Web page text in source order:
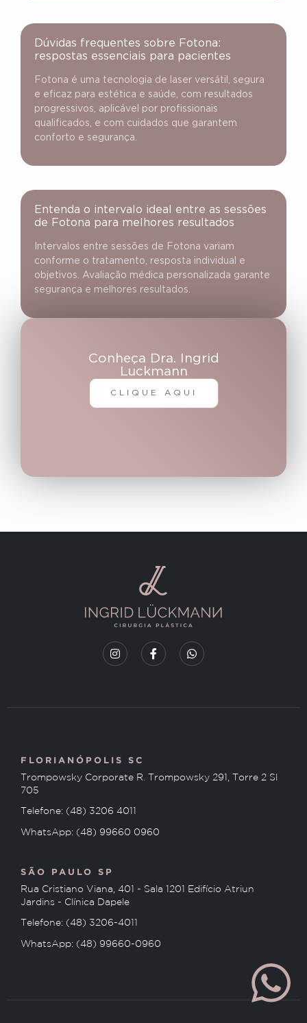
Dúvidas frequentes sobre Fotona:
respostas essenciais para pacientes
Fotona é uma tecnologia de laser versátil, segura
e eficaz para estética e saúde, com resultados
progressivos, aplicável por profissionais
qualificados, e com cuidados que garantem
conforto e segurança.
Entenda o intervalo ideal entre as sessões
de Fotona para melhores resultados
Intervalos entre sessões de Fotona variam
conforme o tratamento, resposta individual e
objetivos. Avaliação médica personalizada garante
segurança e melhores resultados.
Conheça Dra. Ingrid
Luckmann
CLIQUE AQUI
FLORIANÓPOLIS SC
Trompowsky Corporate R. Trompowsky 291, Torre 2 Sl
705
Telefone: (48) 3206 4011
WhatsApp: (48) 99660 0960
SÃO PAULO SP
Rua Cristiano Viana, 401 - Sala 1201 Edifício Atriun
Jardins - Clínica Dapele
Telefone: (48) 3206-4011
WhatsApp: (48) 99660-0960